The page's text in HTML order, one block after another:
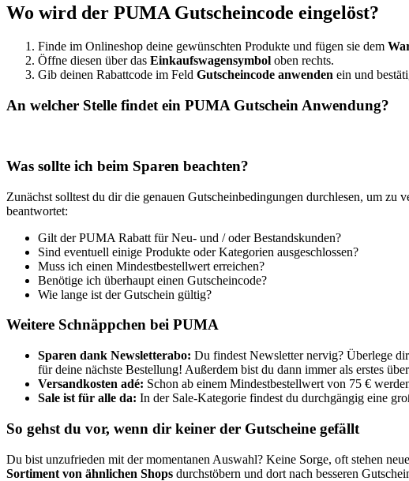
Wo wird der PUMA Gutscheincode eingelöst?
Finde im Onlineshop deine gewünschten Produkte und fügen sie dem
Öffne diesen über das Einkaufswagensymbol oben rechts.
Gib deinen Rabattcode im Feld Gutscheincode anwenden ein und
An welcher Stelle findet ein PUMA Gutschein Anwendung?
Was sollte ich beim Sparen beachten?
Zunächst solltest du dir die genauen Gutscheinbedingungen durchlesen, um
beantwortet:
Gilt der PUMA Rabatt für Neu- und / oder Bestandskunden?
Sind eventuell einige Produkte oder Kategorien ausgeschlossen?
Muss ich einen Mindestbestellwert erreichen?
Benötige ich überhaupt einen Gutscheincode?
Wie lange ist der Gutschein gültig?
Weitere Schnäppchen bei PUMA
Sparen dank Newsletterabo: Du findest Newsletter nervig? Überlege
für deine nächste Bestellung! Außerdem bist du dann immer als erstes
Versandkosten adé: Schon ab einem Mindestbestellwert von 75 €
Sale ist für alle da: In der Sale-Kategorie findest du durchgängig eine
So gehst du vor, wenn dir keiner der Gutscheine gefällt
Du bist unzufrieden mit der momentanen Auswahl? Keine Sorge, oft stehen
Sortiment von ähnlichen Shops durchstöbern und dort nach besseren